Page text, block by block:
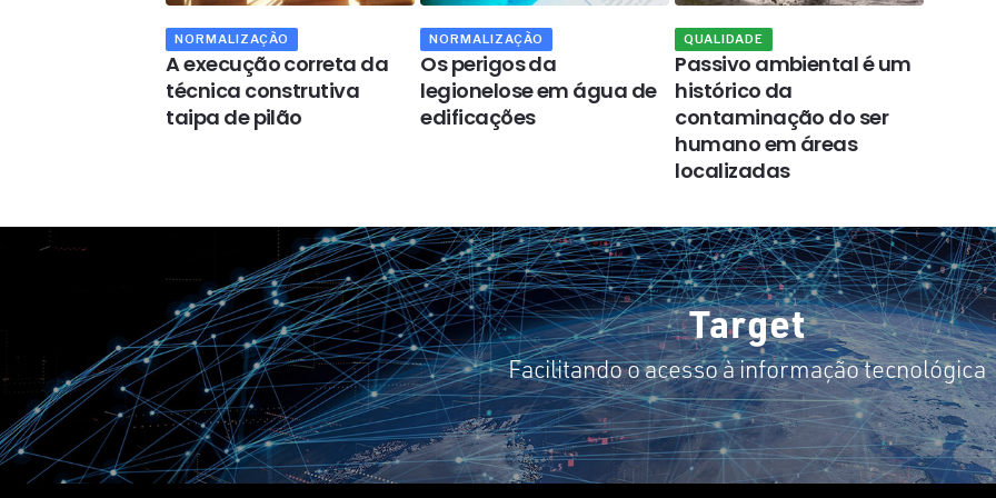
NORMALIZAÇÃO
A execução correta da
técnica construtiva
taipa de pilão
NORMALIZAÇÃO
Os perigos da
legionelose em água de
edificações
QUALIDADE
Passivo ambiental é um
histórico da
contaminação do ser
humano em áreas
localizadas
Target
Facilitando o acesso à informação tecnológica